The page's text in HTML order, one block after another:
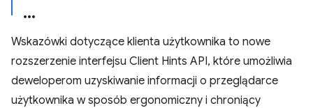
Wskazówki dotyczące klienta użytkownika to nowe
rozszerzenie interfejsu Client Hints API, które umożliwia
deweloperom uzyskiwanie informacji o przeglądarce
użytkownika w sposób ergonomiczny i chroniący